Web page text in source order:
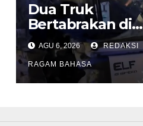
Dua Truk
Bertabrakan di
Gunung Putri
Bogor, Polisi
Pengemudi
Tingkatkan
AGU 6, 2026 REDAKSI
RAGAM BAHASA